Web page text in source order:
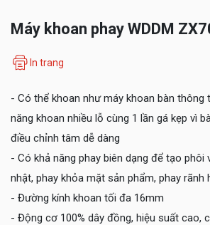
Máy khoan phay WDDM
In trang
- Có thể khoan như máy khoan bàn thông
năng khoan nhiều lỗ cùng 1 lần gá kẹp vì
điều chỉnh tâm dễ dàng
- Có khả năng phay biên dạng để tạo phôi
nhật, phay khỏa mặt sản phẩm, phay rãnh
- Đường kính khoan tối đa 16mm
- Động cơ 100% dây đồng, hiệu suất cao,